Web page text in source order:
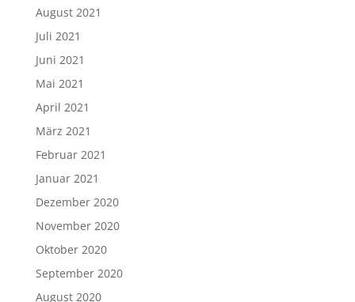
Januar 2021
Dezember 2020
November 2020
Oktober 2020
September 2020
August 2020
Juni 2020
April 2020
März 2020
Februar 2020
Januar 2020
Dezember 2019
November 2019